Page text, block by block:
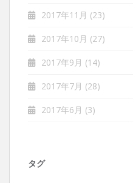
2017年11月 (23)
2017年10月 (27)
2017年9月 (14)
2017年7月 (28)
2017年6月 (3)
タグ